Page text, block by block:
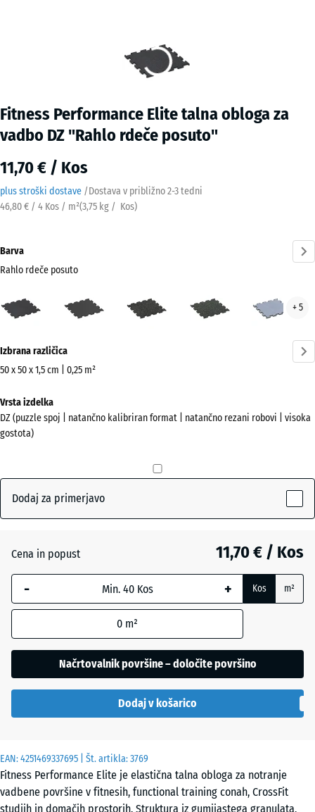
Fitness Performance Elite talna obloga za
vadbo DZ "Rahlo rdeče posuto"
11,70 € / Kos
plus stroški dostave /Dostava v približno2-3 tedni
46,80 € / 4 Kos / m²(3,75 kg / Kos)
EAN:4251469337695 | Št. artikla:3769
Fitness Performance Elite je elastična talna obloga za notranje
vadbene površine v fitnesih, functional training conah, CrossFit
studiih in domačih prostorih. Struktura iz gumijastega granulata,
Barva
Rahlo rdeče posuto
rdeče
(active)
rumeno
zeleni
+ 5
informacij
o
Prikaži
barvno
Rahlo
rdeče
Antracit
posipana
zeleni
Meglenosiva + 2,40 €
Izbrana različica
50 x 50 x 1,5 cm | 0,25 m²
Dimenzije
za
pošiljanje
530
Izbrana
dimenzija
z modrim
robom se
za
potreb
(razen če
navedeno
drugače).
50
Vrsta izdelka
DZ (puzzle spoj | natančno kalibriran format | natančno rezani robovi | visoka
gostota)
Dodaj za primerjavo
Cena in popust 11,70 € / Kos
- + Kos m²
0 m²
Načrtovalnik površine – določite površino
Dodaj v košarico